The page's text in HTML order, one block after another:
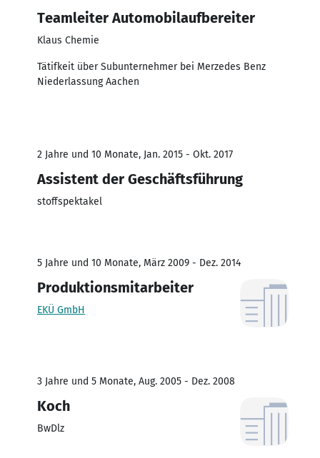
Teamleiter Automobilaufbereiter
Klaus Chemie
Tätifkeit über Subunternehmer bei Merzedes Benz
Niederlassung Aachen
2 Jahre und 10 Monate, Jan. 2015 - Okt. 2017
Assistent der Geschäftsführung
stoffspektakel
5 Jahre und 10 Monate, März 2009 - Dez. 2014
Produktionsmitarbeiter
EKÜ GmbH
3 Jahre und 5 Monate, Aug. 2005 - Dez. 2008
Koch
BwDlz